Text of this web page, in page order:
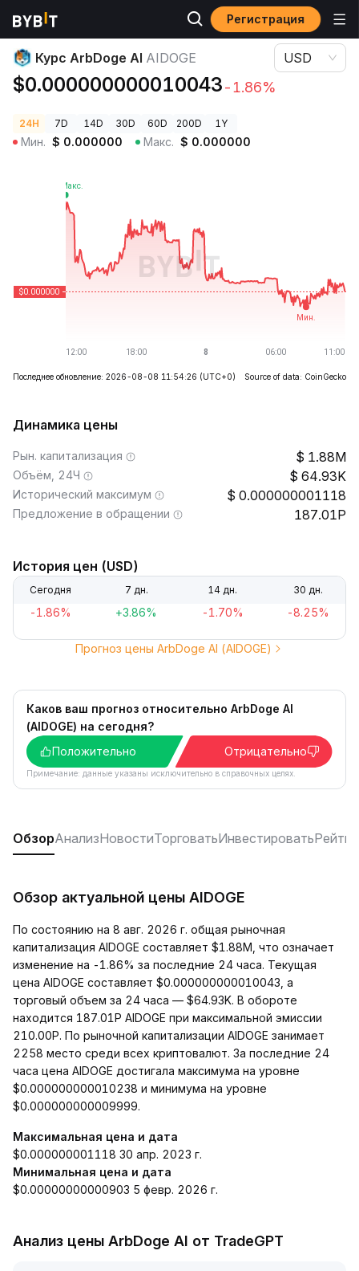
Регистрация
Цены криптовалют Курс ArbDoge AI AIDOGE
Курс ArbDoge AI AIDOGE
$0.000000000010043-1.86%
USD
24H 7D 14D 30D 60D 200D 1Y
Мин. $ 0.000000 Макс. $ 0.000000
Последнее обновление: 2026-08-08 11:54:26 (UTC+0) Source of data: CoinGecko
Динамика цены
Рын. капитализация 1.88M
Объём, 24Ч 64.93K
Исторический максимум 0.000000001118
Предложение в обращении 187.01P
История цен (USD)
Сегодня 7 дн. 14 дн. 30 дн.
-1.86% +3.86% -1.70% -8.25%
Прогноз цены ArbDoge AI (AIDOGE)
Каков ваш прогноз относительно ArbDoge AI
(AIDOGE) на сегодня?
Положительно
Отрицательно
Примечание: данные указаны исключительно в справочных целях.
ОбзорАнализНовостиТорговатьИнвестировать
Обзор актуальной цены AIDOGE
По состоянию на 8 авг. 2026 г. общая рыночная
капитализация AIDOGE составляет $1.88M, что означает
изменение на -1.86% за последние 24 часа. Текущая
цена AIDOGE составляет $0.000000000010043, а
торговый объем за 24 часа — $64.93K. В обороте
находится 187.01P AIDOGE при максимальной эмиссии
210.00P. По рыночной капитализации AIDOGE занимает
2258 место среди всех криптовалют. За последние 24
часа цена AIDOGE достигала максимума на уровне
$0.000000000010238 и минимума на уровне
$0.000000000009999.
Максимальная цена и дата
$0.000000001118 30 апр. 2023 г.
Минимальная цена и дата
$0.00000000000903 5 февр. 2026 г.
Анализ цены ArbDoge AI от TradeGPT